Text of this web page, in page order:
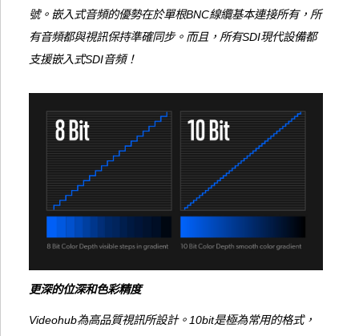
號。嵌入式音頻的優勢在於單根BNC線纜基本連接所有，所
有音頻都與視訊保持準確同步。而且，所有SDI現代設備都
支援嵌入式SDI音頻！
更深的位深和色彩精度
Videohub為高品質視訊所設計。10bit是極為常用的格式，